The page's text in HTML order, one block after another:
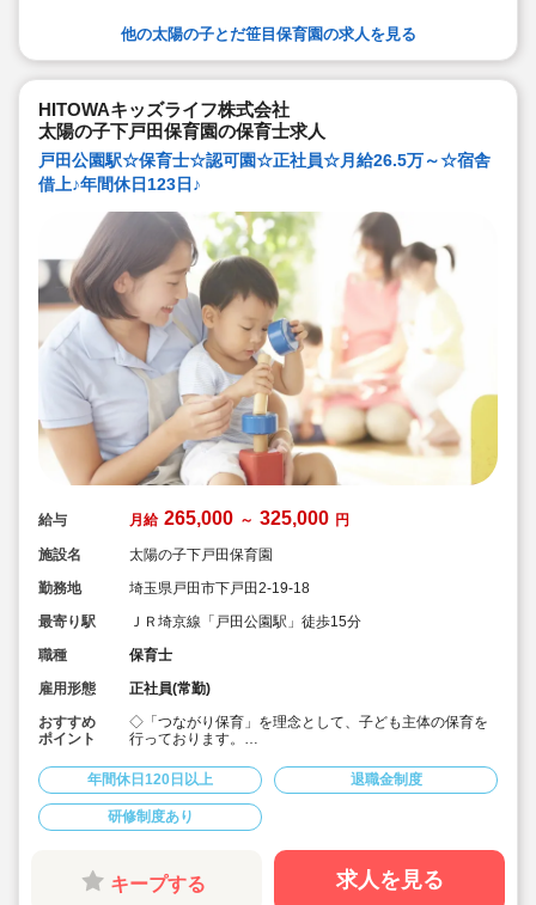
他の太陽の子とだ笹目保育園の求人を見る
HITOWAキッズライフ株式会社
太陽の子下戸田保育園の保育士求人
戸田公園駅☆保育士☆認可園☆正社員☆月給26.5万～☆宿舎
借上♪年間休日123日♪
給与 月給 265,000 ～ 325,000 円
施設名
太陽の子下戸田保育園
勤務地
埼玉県戸田市下戸田2-19-18
最寄り駅
ＪＲ埼京線「戸田公園駅」徒歩15分
職種
保育士
雇用形態
正社員(常勤)
おすすめ
ポイント
◇「つながり保育」を理念として、子ども主体の保育を
行っております。
あり♪
◇残業ゼロ推進 / 持ち帰り残業禁止 / 残業代は1分単位で
支給！
◇年間休日123日から / プライベートも充実 / 12連休取得
◇多彩なキャリアアップ研修 / 年間100以上実施 / 充実し
たバックアップ！
年間休日120日以上 退職金制度
研修制度あり
キープする 求人を見る